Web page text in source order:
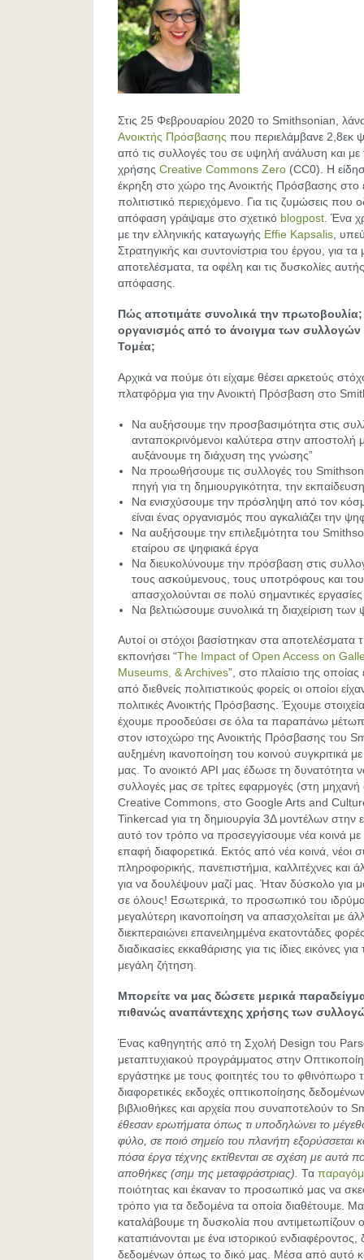
Στις 25 Φεβρουαρίου 2020 το Smithsonian,
Ανοικτής Πρόσβασης που περιελάμβανε 2,8εκ
από τις συλλογές του σε υψηλή ανάλυση και με
χρήσης Creative Commons Zero (CC0). Η
έκρηξη στο χώρο της Ανοικτής Πρόσβασης στο
πολιτιστικό περιεχόμενο. Για τις ζυμώσεις
απόφαση γράψαμε στο σχετικό blogpost. Ένα
με την ελληνικής καταγωγής Effie Kapsalis,
Στρατηγικής και συντονίστρια του έργου, για τα
αποτελέσματα, τα οφέλη και τις δυσκολίες
απόφασης.
Πώς αποτιμάτε συνολικά την
οργανισμός από το άνοιγμα των συλλογών
Τομέα;
Αρχικά να πούμε ότι είχαμε θέσει αρκετούς
πλατφόρμα για την Ανοικτή Πρόσβαση στο
Να αυξήσουμε την προσβασιμότητα στις
ανταποκρινόμενοι καλύτερα στην αποστολή
αυξάνουμε τη διάχυση της γνώσης”
Να προωθήσουμε τις συλλογές του
πηγή για τη δημιουργικότητα, την
Να ενισχύσουμε την πρόσληψη από τον
είναι ένας οργανισμός που αγκαλιάζει την
Να αυξήσουμε την επιλεξιμότητα του
εταίρου σε ψηφιακά έργα
Να διευκολύνουμε την πρόσβαση στις
τους ασκούμενους, τους υποτρόφους και
απασχολούνται σε πολύ σημαντικές εργασίες
Να βελτιώσουμε συνολικά τη διαχείριση
Αυτοί οι στόχοι βασίστηκαν στα αποτελέσματα
εκπονήσει “The Impact of Open Access on
Museums, & Archives”, στο πλαίσιο της οποίας
από διεθνείς πολιτιστικούς φορείς οι οποίοι
πολιτικές Ανοικτής Πρόσβασης. Έχουμε
έχουμε προοδεύσει σε όλα τα παραπάνω
στον ιστοχώρο της Ανοικτής Πρόσβασης του
αυξημένη ικανοποίηση του κοινού συγκριτικά
μας. Το ανοικτό API μας έδωσε τη δυνατότητα
συλλογές μας σε τρίτες εφαρμογές (στη
Creative Commons, στο Google Arts and
Tinkercad για τη δημιουργία 3Δ μοντέλων στην
αυτό τον τρόπο να προσεγγίσουμε νέα κοινά με
επαφή διαφορετικά. Εκτός από νέα κοινά, νέοι
πληροφορικής, πανεπιστήμια, καλλιτέχνες και
για να δουλέψουν μαζί μας. Ήταν δύσκολο για
σε όλους! Εσωτερικά, το προσωπικό του
μεγαλύτερη ικανοποίηση να απασχολείται με
διεκπεραιώνει επανειλημμένα εκατοντάδες
διαδικασίες εκκαθάρισης για τις ίδιες εικόνες
μεγάλη ζήτηση.
Μπορείτε να μας δώσετε μερικά
πιθανώς αναπάντεχης χρήσης των
Ένας καθηγητής από τη Σχολή Design του
μεταπτυχιακού προγράμματος στην
εργάστηκε με τους φοιτητές του το
διαφορετικές εκδοχές οπτικοποίησης
βιβλιοθήκες και αρχεία που συναποτελούν το
έθεσαν ερωτήματα όπως τι υποδηλώνει το
φύλο, σε ποιό σημείο του πλανήτη εξορύσσεται
πόσα έργα τέχνης εκτίθενται σε σχέση με αυτά
αποθήκες (σημ της μεταφράστριας). Τα
ποιότητας και έκαναν το προσωπικό μας να
τρόπο για τα δεδομένα τα οποία διαθέτουμε.
καταλάβουμε τη δυσκολία που αντιμετωπίζουν
καταπιάνονται με ένα ιστορικού
δεδομένων όπως το δικό μας. Μέσα από αυτό